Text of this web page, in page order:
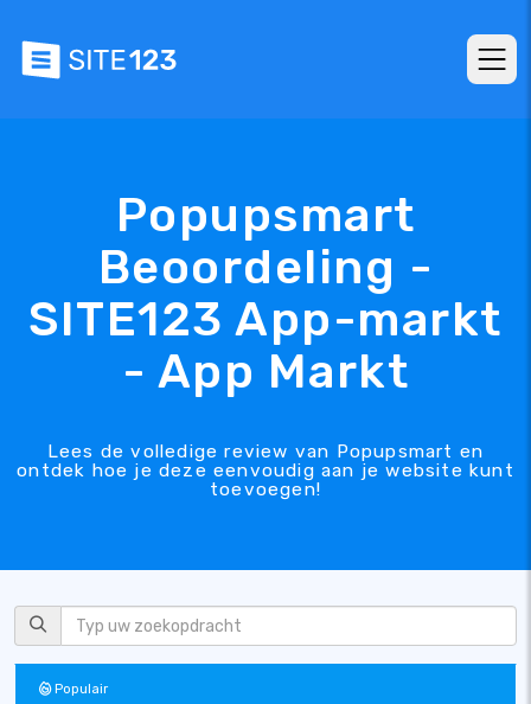
Popupsmart
Beoordeling -
SITE123 App-markt
- App Markt
Lees de volledige review van Popupsmart en
ontdek hoe je deze eenvoudig aan je website kunt
toevoegen!
Populair